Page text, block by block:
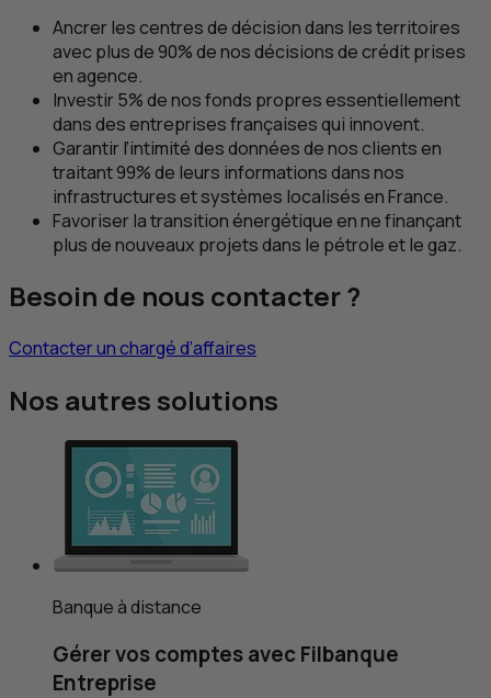
Ancrer les centres de décision dans les territoires
avec plus de 90% de nos décisions de crédit prises
en agence.
Investir 5% de nos fonds propres essentiellement
dans des entreprises françaises qui innovent.
Garantir l’intimité des données de nos clients en
traitant 99% de leurs informations dans nos
infrastructures et systèmes localisés en France.
Favoriser la transition énergétique en ne finançant
plus de nouveaux projets dans le pétrole et le gaz.
Besoin de nous contacter ?
Contacter un chargé d’affaires
Nos autres solutions
Banque à distance
Gérer vos comptes avec Filbanque
Entreprise